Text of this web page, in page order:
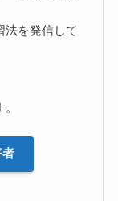
法を発信して